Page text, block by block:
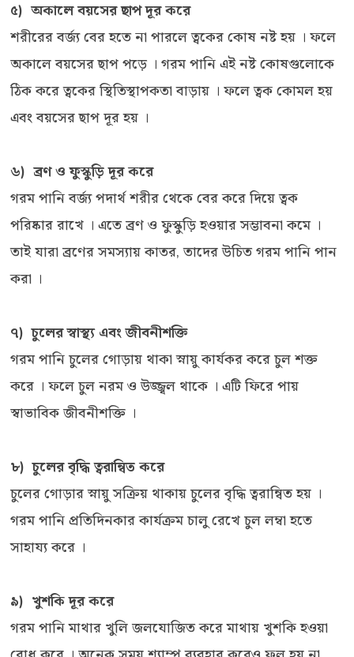
৫) অকালে বয়সের ছাপ দূর করে
শরীরের বর্জ্য বের হতে না পারলে ত্বকের কোষ নষ্ট হয় । ফলে
অকালে বয়সের ছাপ পড়ে । গরম পানি এই নষ্ট কোষগুলোকে
ঠিক করে ত্বকের স্থিতিস্থাপকতা বাড়ায় । ফলে ত্বক কোমল হয়
এবং বয়সের ছাপ দূর হয় ।
৬) ব্রণ ও ফুস্কুড়ি দূর করে
গরম পানি বর্জ্য পদার্থ শরীর থেকে বের করে দিয়ে ত্বক
পরিষ্কার রাখে । এতে ব্রণ ও ফুস্কুড়ি হওয়ার সম্ভাবনা কমে ।
তাই যারা ব্রণের সমস্যায় কাতর, তাদের উচিত গরম পানি পান
করা ।
৭) চুলের স্বাস্থ্য এবং জীবনীশক্তি
গরম পানি চুলের গোড়ায় থাকা স্নায়ু কার্যকর করে চুল শক্ত
করে । ফলে চুল নরম ও উজ্জ্বল থাকে । এটি ফিরে পায়
স্বাভাবিক জীবনীশক্তি ।
৮) চুলের বৃদ্ধি ত্বরান্বিত করে
চুলের গোড়ার স্নায়ু সক্রিয় থাকায় চুলের বৃদ্ধি ত্বরান্বিত হয় ।
গরম পানি প্রতিদিনকার কার্যক্রম চালু রেখে চুল লম্বা হতে
সাহায্য করে ।
৯) খুশকি দূর করে
গরম পানি মাথার খুলি জলযোজিত করে মাথায় খুশকি হওয়া